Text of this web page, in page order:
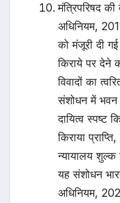
मंत्रिपरिषद
अधिनियम,
को मंजूरी दी
किराये पर देने
विवादों का
संशोधन में भवन
दायित्व स्पष्ट
किराया
न्यायालय शुल्क
यह संशोधन
अधिनियम,